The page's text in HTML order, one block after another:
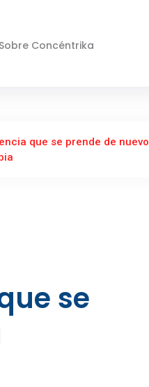
Sobre Concéntrika
que se prende de
se